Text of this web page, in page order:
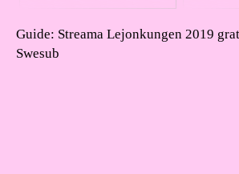
Guide: Streama Lejonkungen 2019
Swesub